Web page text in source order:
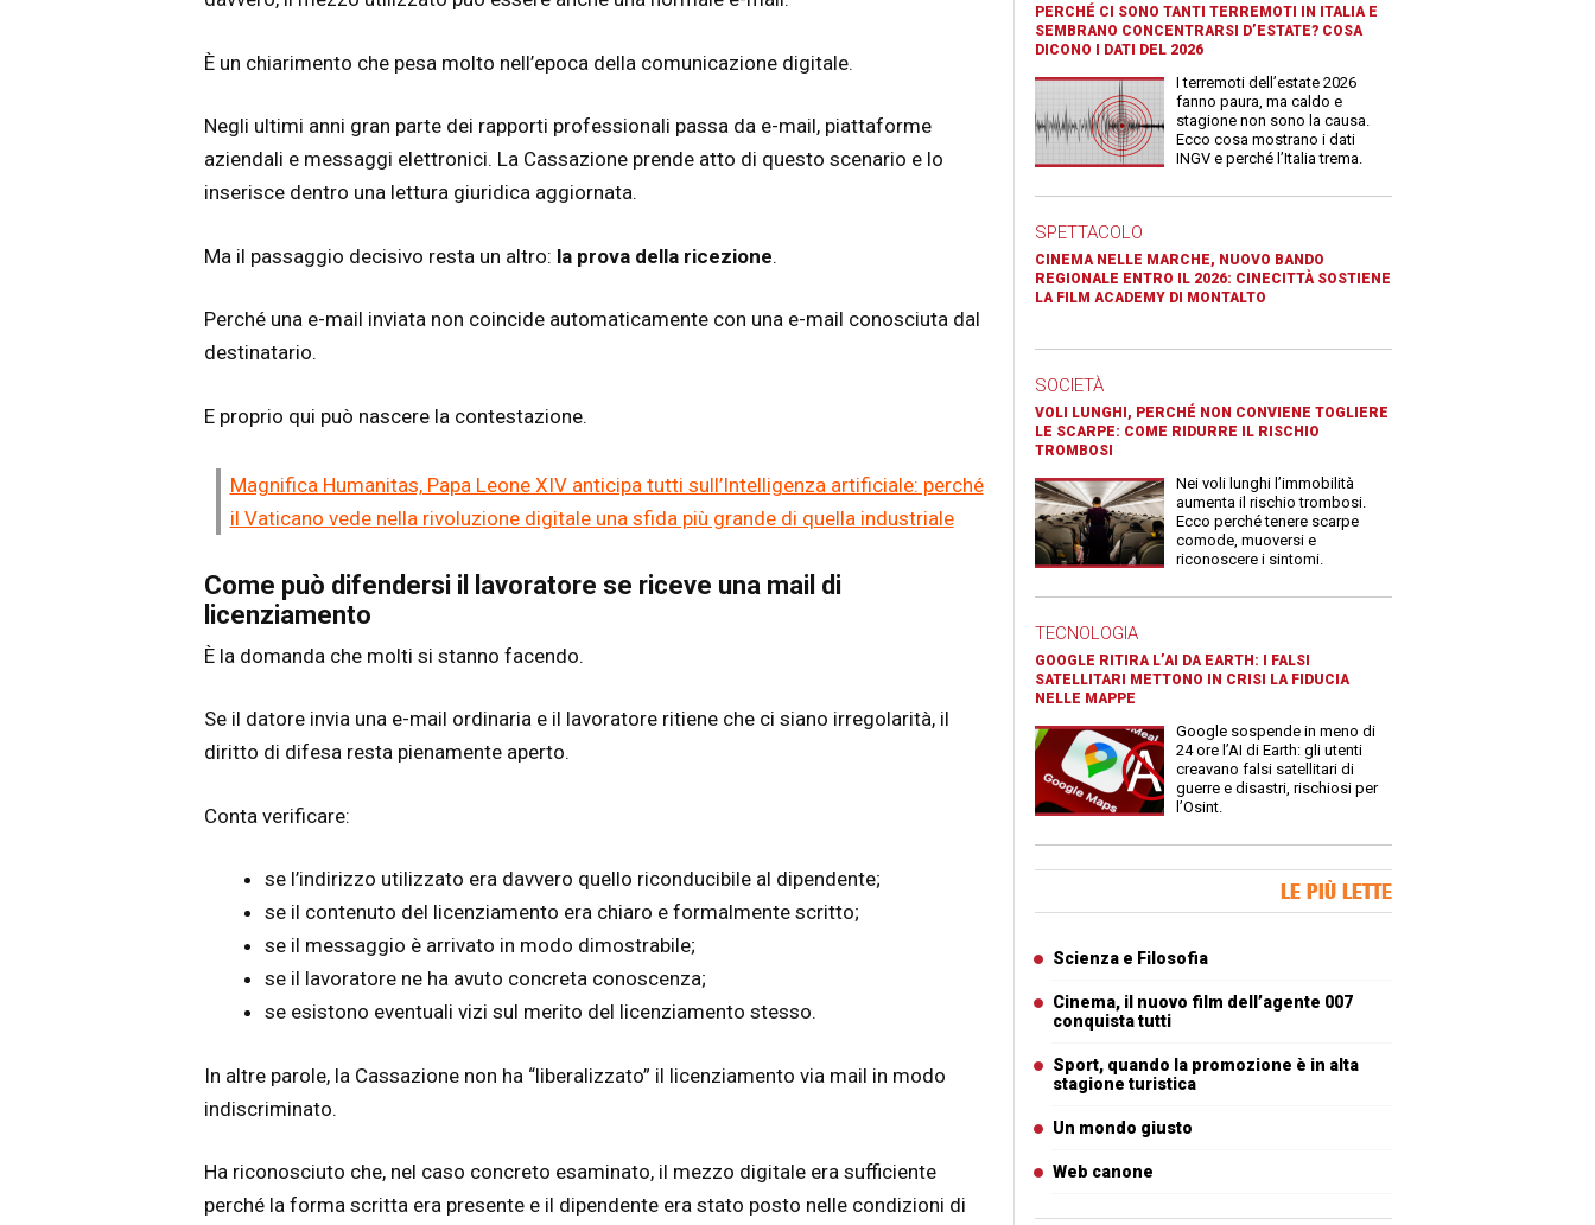
È un chiarimento che pesa molto nell’epoca della comunicazione digitale.
Negli ultimi anni gran parte dei rapporti professionali passa da e-mail, piattaforme
aziendali e messaggi elettronici. La Cassazione prende atto di questo scenario e lo
inserisce dentro una lettura giuridica aggiornata.
Ma il passaggio decisivo resta un altro: la prova della ricezione.
Perché una e-mail inviata non coincide automaticamente con una e-mail conosciuta dal
destinatario.
E proprio qui può nascere la contestazione.
Magnifica Humanitas, Papa Leone XIV anticipa tutti sull’Intelligenza artificiale: perché
il Vaticano vede nella rivoluzione digitale una sfida più grande di quella industriale
Come può difendersi il lavoratore se riceve una mail di
licenziamento
È la domanda che molti si stanno facendo.
Se il datore invia una e-mail ordinaria e il lavoratore ritiene che ci siano irregolarità, il
diritto di difesa resta pienamente aperto.
Conta verificare:
se l’indirizzo utilizzato era davvero quello riconducibile al dipendente;
se il contenuto del licenziamento era chiaro e formalmente scritto;
se il messaggio è arrivato in modo dimostrabile;
se il lavoratore ne ha avuto concreta conoscenza;
se esistono eventuali vizi sul merito del licenziamento stesso.
In altre parole, la Cassazione non ha “liberalizzato” il licenziamento via mail in modo
indiscriminato.
Ha riconosciuto che, nel caso concreto esaminato, il mezzo digitale era sufficiente
perché la forma scritta era presente e il dipendente era stato posto nelle condizioni di
PERCHÉ CI SONO TANTI TERREMOTI IN ITALIA E
SEMBRANO CONCENTRARSI D’ESTATE? COSA
DICONO I DATI DEL 2026
I terremoti dell’estate 2026
fanno paura, ma caldo e
stagione non sono la causa.
Ecco cosa mostrano i dati
INGV e perché l’Italia trema.
SPETTACOLO
CINEMA NELLE MARCHE, NUOVO BANDO
REGIONALE ENTRO IL 2026: CINECITTÀ SOSTIENE
LA FILM ACADEMY DI MONTALTO
SOCIETÀ
VOLI LUNGHI, PERCHÉ NON CONVIENE TOGLIERE
LE SCARPE: COME RIDURRE IL RISCHIO
TROMBOSI
Nei voli lunghi l’immobilità
aumenta il rischio trombosi.
Ecco perché tenere scarpe
comode, muoversi e
riconoscere i sintomi.
TECNOLOGIA
GOOGLE RITIRA L’AI DA EARTH: I FALSI
SATELLITARI METTONO IN CRISI LA FIDUCIA
NELLE MAPPE
Google sospende in meno di
24 ore l’AI di Earth: gli utenti
creavano falsi satellitari di
guerre e disastri, rischiosi per
l’Osint.
LE PIÙ LETTE
Scienza e Filosofia
Cinema, il nuovo film dell’agente 007
conquista tutti
Sport, quando la promozione è in alta
stagione turistica
Un mondo giusto
Web canone